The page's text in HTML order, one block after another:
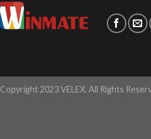
Copyright 2023 VELEX. All Rights